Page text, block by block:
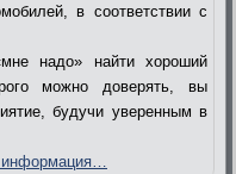
в соответствии с
надо» найти хороший
можно доверять, вы
будучи уверенным в